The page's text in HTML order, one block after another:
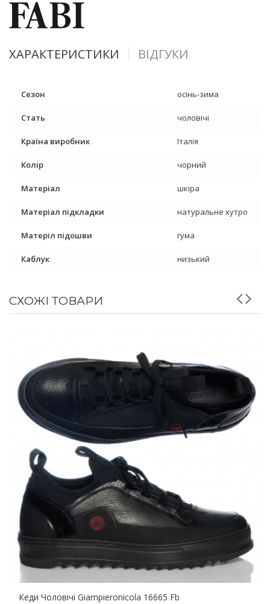
ХАРАКТЕРИСТИКИ ВІДГУКИ
Сезон осінь-зима
Стать чоловічі
Країна виробник Італія
Колір чорний
Матеріал шкіра
Матеріал підкладки натуральне хутро
Матеріл підошви гума
Каблук низький
СХОЖІ ТОВАРИ
Кеди Чоловічі Giampieronicola 16665 Fb